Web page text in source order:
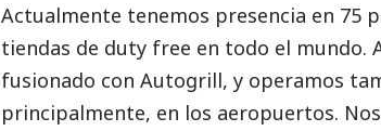
Actualmente tenemos presencia en 75
tiendas de duty free en todo el mundo.
fusionado con Autogrill, y operamos
principalmente, en los aeropuertos.